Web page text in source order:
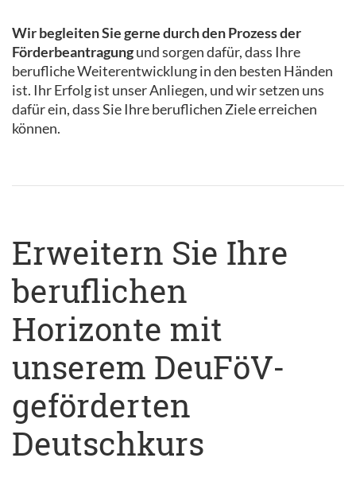
Wir begleiten Sie gerne durch den Prozess der
Förderbeantragungund sorgen dafür, dass Ihre
berufliche Weiterentwicklung in den besten Händen
ist. Ihr Erfolg ist unser Anliegen, und wir setzen uns
dafür ein, dass Sie Ihre beruflichen Ziele erreichen
können.
Erweitern Sie Ihre
beruflichen
Horizonte mit
unserem DeuFöV-
geförderten
Deutschkurs